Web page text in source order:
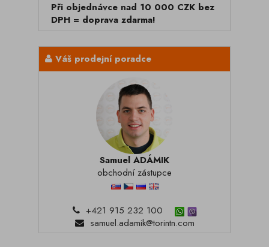
Při objednávce nad 10 000 CZK bez
DPH = doprava zdarma!
Váš prodejní poradce
Samuel ADÁMIK
obchodní zástupce
+421 915 232 100
samuel.adamik@torintn.com